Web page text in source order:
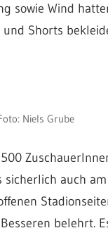
sowie Wind
Shorts
Niels Grube
auch
belehrt.